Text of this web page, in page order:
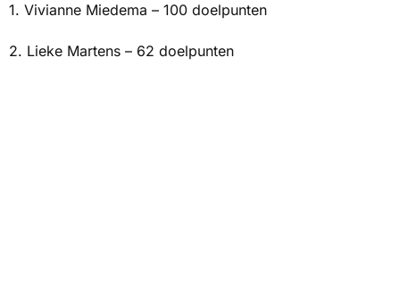
1. Vivianne Miedema – 100 doelpunten
2. Lieke Martens – 62 doelpunten